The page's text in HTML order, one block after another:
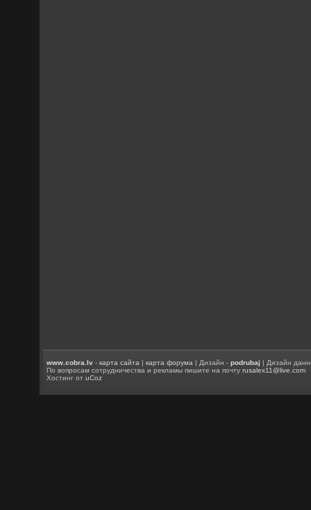
www.cobra.lv -карта сайта |карта форума | Дизайн -podrubaj | Дизайн
По вопросам сотрудничества и рекламы пишите на почтуrusalex11@live.com
Хостинг отuCoz